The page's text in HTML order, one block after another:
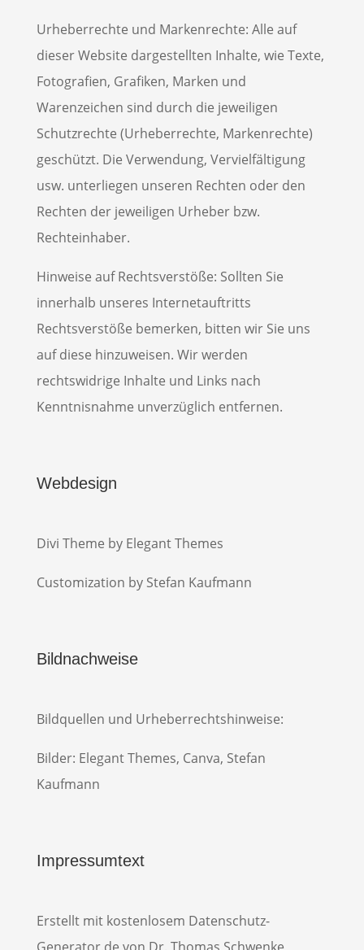
Urheberrechte und Markenrechte: Alle auf
dieser Website dargestellten Inhalte, wie Texte,
Fotografien, Grafiken, Marken und
Warenzeichen sind durch die jeweiligen
Schutzrechte (Urheberrechte, Markenrechte)
geschützt. Die Verwendung, Vervielfältigung
usw. unterliegen unseren Rechten oder den
Rechten der jeweiligen Urheber bzw.
Rechteinhaber.
Hinweise auf Rechtsverstöße: Sollten Sie
innerhalb unseres Internetauftritts
Rechtsverstöße bemerken, bitten wir Sie uns
auf diese hinzuweisen. Wir werden
rechtswidrige Inhalte und Links nach
Kenntnisnahme unverzüglich entfernen.
Webdesign
Divi Theme by Elegant Themes
Customization by Stefan Kaufmann
Bildnachweise
Bildquellen und Urheberrechtshinweise:
Bilder: Elegant Themes, Canva, Stefan
Kaufmann
Impressumtext
Erstellt mit kostenlosem Datenschutz-